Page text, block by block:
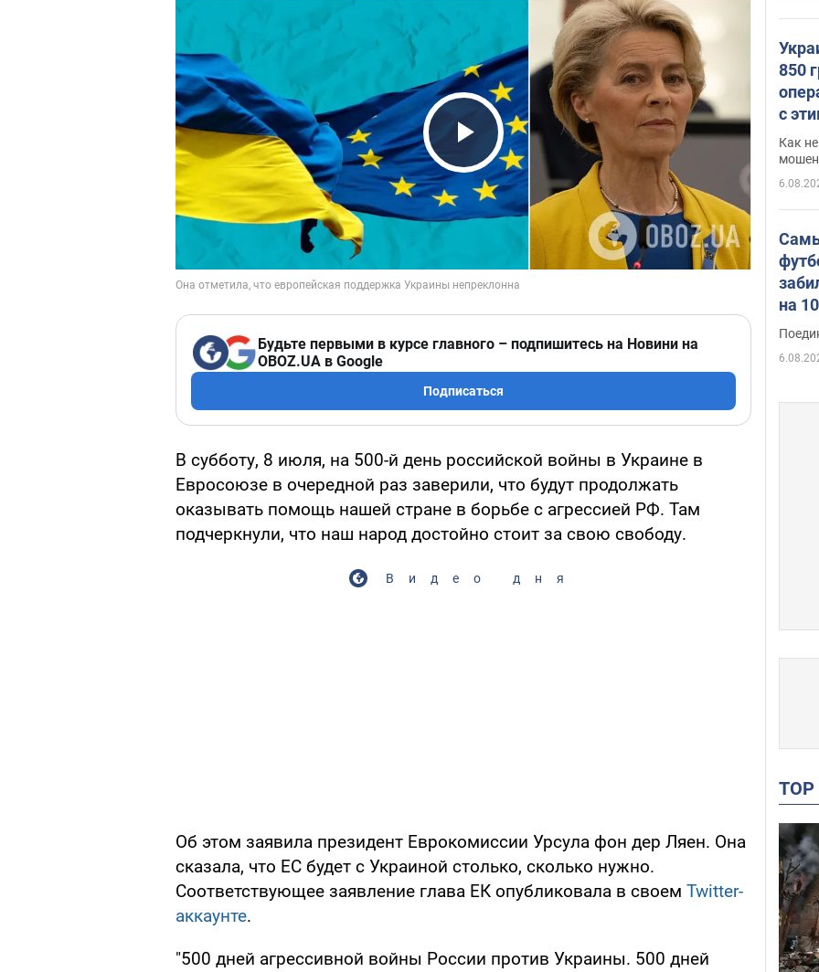
Play Video
Будьте первыми в курсе главного – подпишитесь на Новини на
OBOZ.UA в Google
Подписаться
В субботу, 8 июля, на 500-й день российской войны в Украине в
Евросоюзе в очередной раз заверили, что будут продолжать
оказывать помощь нашей стране в борьбе с агрессией РФ. Там
подчеркнули, что наш народ достойно стоит за свою свободу.
Видео дня
Об этом заявила президент Еврокомиссии Урсула фон дер Ляен. Она
сказала, что ЕС будет с Украиной столько, сколько нужно.
Соответствующее заявление глава ЕК опубликовала в своем Twitter-
аккаунте.
"500 дней агрессивной войны России против Украины. 500 дней
850
с
Как
на